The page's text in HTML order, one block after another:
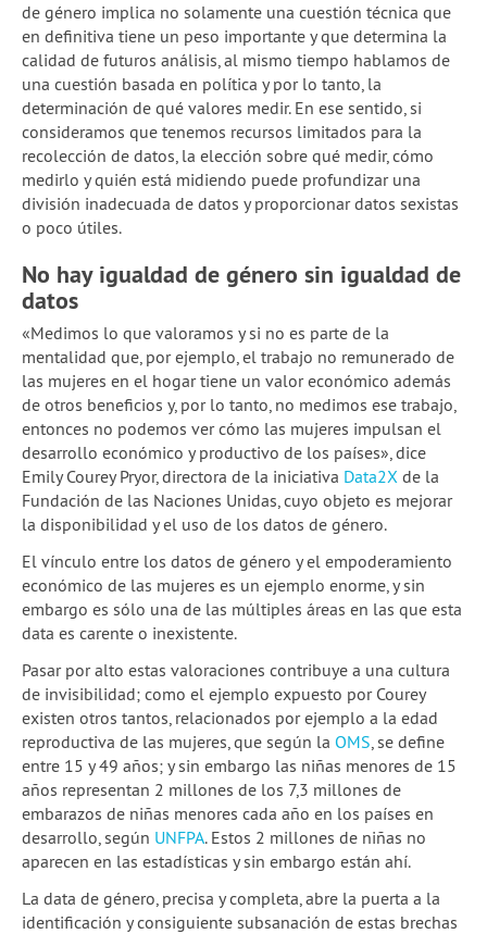
de género implica no solamente una cuestión técnica que
en definitiva tiene un peso importante y que determina la
calidad de futuros análisis, al mismo tiempo hablamos de
una cuestión basada en política y por lo tanto, la
determinación de qué valores medir. En ese sentido, si
consideramos que tenemos recursos limitados para la
recolección de datos, la elección sobre qué medir, cómo
medirlo y quién está midiendo puede profundizar una
división inadecuada de datos y proporcionar datos sexistas
o poco útiles.
No hay igualdad de género sin igualdad de
datos
«Medimos lo que valoramos y si no es parte de la
mentalidad que, por ejemplo, el trabajo no remunerado de
las mujeres en el hogar tiene un valor económico además
de otros beneficios y, por lo tanto, no medimos ese trabajo,
entonces no podemos ver cómo las mujeres impulsan el
desarrollo económico y productivo de los países», dice
Emily Courey Pryor, directora de la iniciativa Data2X de la
Fundación de las Naciones Unidas, cuyo objeto es mejorar
la disponibilidad y el uso de los datos de género.
El vínculo entre los datos de género y el empoderamiento
económico de las mujeres es un ejemplo enorme, y sin
embargo es sólo una de las múltiples áreas en las que esta
data es carente o inexistente.
Pasar por alto estas valoraciones contribuye a una cultura
de invisibilidad; como el ejemplo expuesto por Courey
existen otros tantos, relacionados por ejemplo a la edad
reproductiva de las mujeres, que según la OMS, se define
entre 15 y 49 años; y sin embargo las niñas menores de 15
años representan 2 millones de los 7,3 millones de
embarazos de niñas menores cada año en los países en
desarrollo, según UNFPA. Estos 2 millones de niñas no
aparecen en las estadísticas y sin embargo están ahí.
La data de género, precisa y completa, abre la puerta a la
identificación y consiguiente subsanación de estas brechas